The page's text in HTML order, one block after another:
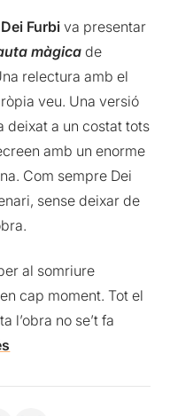
Furbiva presentar
màgica de
relectura amb el
veu. Una versió
deixat a un costat tots
amb un enorme
Com sempre Dei
sense deixar de
al somriure
cap moment. Tot el
l’obra no se’t fa